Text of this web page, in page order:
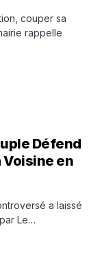
couper sa
rappelle
Défend
Voisine en
a laissé
Le…